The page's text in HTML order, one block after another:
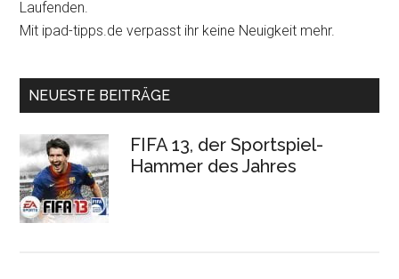
Laufenden.
Mit ipad-tipps.de verpasst ihr keine Neuigkeit mehr.
NEUESTE BEITRÄGE
FIFA 13, der Sportspiel-
Hammer des Jahres